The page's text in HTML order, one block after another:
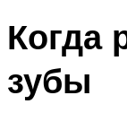
Когда
зубы